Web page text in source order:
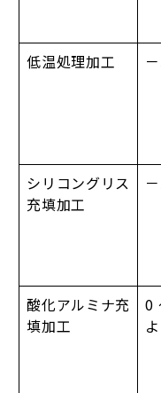
低温処理加工
シリコングリス
充填加工
酸化アルミナ充
填加工
0